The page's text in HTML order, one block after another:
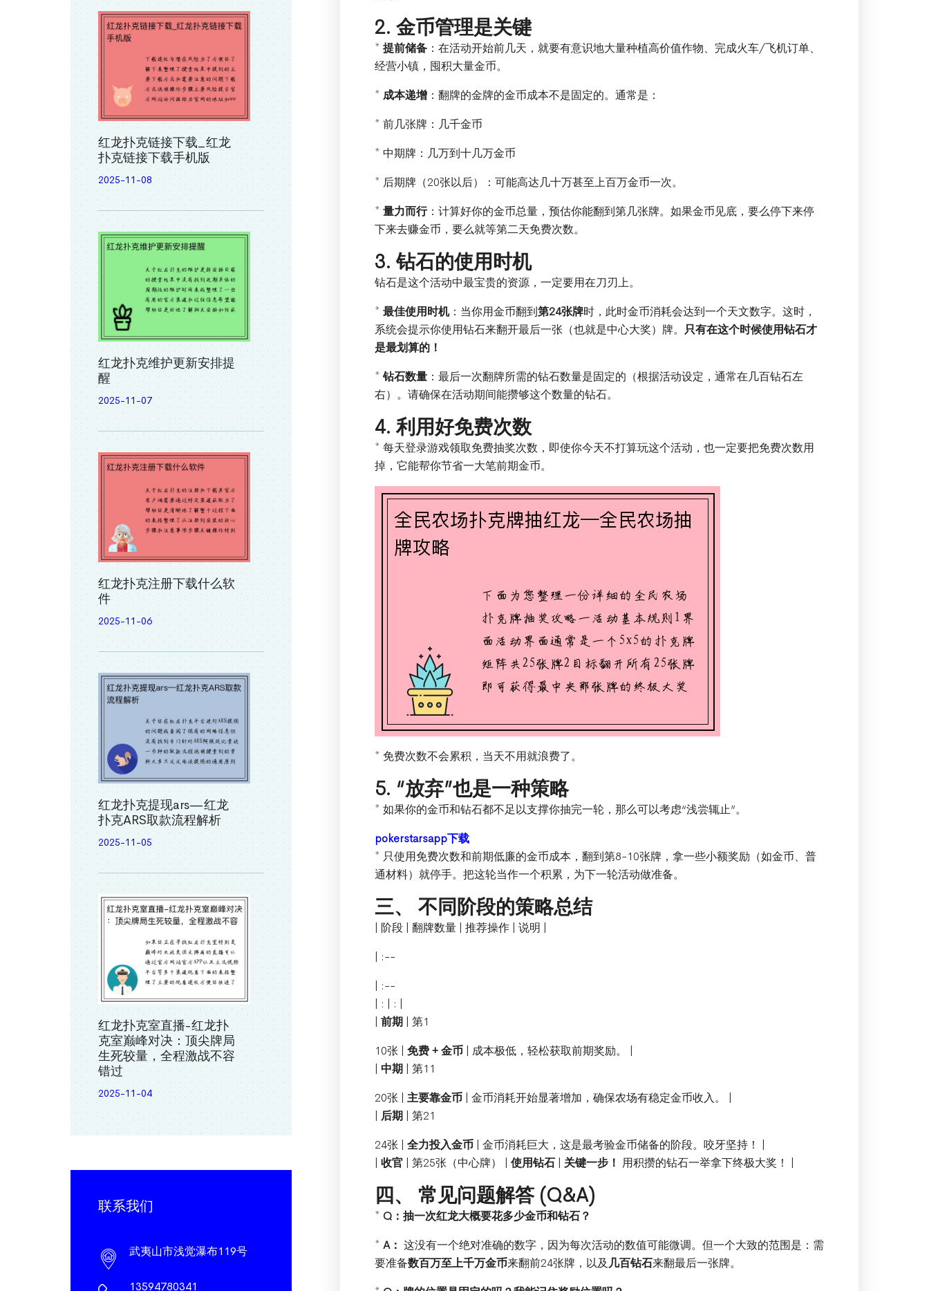
2. 金币管理是关键
* 提前储备 ：在活动开始前几天，就要有意识地大量种植高价值作物、完成火车/飞机订单、
经营小镇，囤积大量金币。
* 成本递增 ：翻牌的金牌的金币成本不是固定的。通常是：
* 前几张牌：几千金币
* 中期牌：几万到十几万金币
* 后期牌（20张以后）：可能高达几十万甚至上百万金币一次。
* 量力而行：计算好你的金币总量，预估你能翻到第几张牌。如果金币见底，要么停下来停
下来去赚金币，要么就等第二天免费次数。
3. 钻石的使用时机
钻石是这个活动中最宝贵的资源，一定要用在刀刃上。
* 最佳使用时机：当你用金币翻到第24张牌时，此时金币消耗会达到一个天文数字。这时，
系统会提示你使用钻石来翻开最后一张（也就是中心大奖）牌。 只有在这个时候使用钻石才
是最划算的！
* 钻石数量 ：最后一次翻牌所需的钻石数量是固定的（根据活动设定，通常在几百钻石左
右）。请确保在活动期间能攒够这个数量的钻石。
4. 利用好免费次数
* 每天登录游戏领取免费抽奖次数，即使你今天不打算玩这个活动，也一定要把免费次数用
掉，它能帮你节省一大笔前期金币。
* 免费次数不会累积，当天不用就浪费了。
5. “放弃”也是一种策略
* 如果你的金币和钻石都不足以支撑你抽完一轮，那么可以考虑“浅尝辄止”。
pokerstarsapp下载
* 只使用免费次数和前期低廉的金币成本，翻到第8-10张牌，拿一些小额奖励（如金币、普
通材料）就停手。把这轮当作一个积累，为下一轮活动做准备。
三、 不同阶段的策略总结
| 阶段 | 翻牌数量 | 推荐操作 | 说明 |
| :--
| :--
| : | : |
前期 | 第1
10张 | 免费 + 金币 | 成本极低，轻松获取前期奖励。 |
中期 | 第11
20张 | 主要靠金币 | 金币消耗开始显著增加，确保农场有稳定金币收入。 |
后期 | 第21
24张 | 全力投入金币 | 金币消耗巨大，这是最考验金币储备的阶段。咬牙坚持！ |
收官 | 第25张（中心牌） | 使用钻石 关键一步！ 用积攒的钻石一举拿下终极大奖！ |
四、 常见问题解答 (Q&A)
* Q：抽一次红龙大概要花多少金币和钻石？
* A： 这没有一个绝对准确的数字，因为每次活动的数值可能微调。但一个大致的范围是：需
要准备数百万至上千万金币来翻前24张牌，以及几百钻石来翻最后一张牌。
红龙扑克链接下载_红龙
扑克链接下载手机版
2025-11-08
红龙扑克维护更新安排提
醒
2025-11-07
红龙扑克注册下载什么软
件
2025-11-06
红龙扑克提现ars—红龙
扑克ARS取款流程解析
2025-11-05
红龙扑克室直播-红龙扑
克室巅峰对决：顶尖牌局
生死较量，全程激战不容
错过
2025-11-04
联系我们
武夷山市浅觉瀑布119号
13594780341